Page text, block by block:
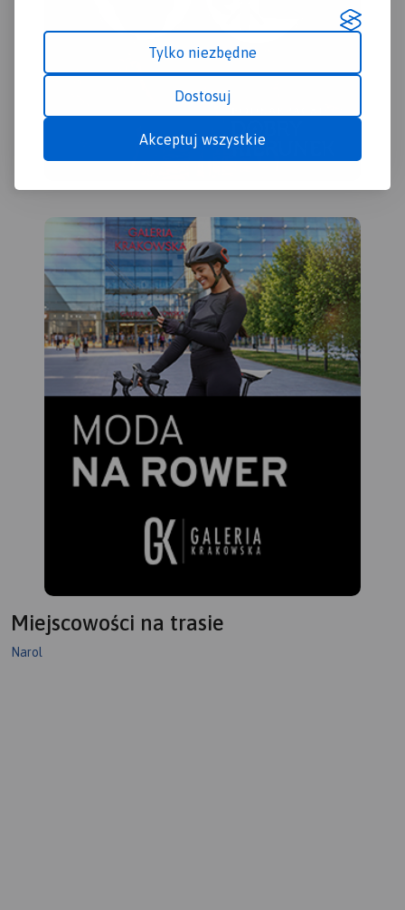
Tylko niezbędne
Dostosuj
Akceptuj wszystkie
Miejscowości na trasie
Narol